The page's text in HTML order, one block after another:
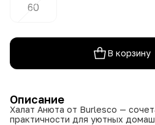
60
В корзину
Описание
Халат Анюта от Burlesco —
практичности для уютных